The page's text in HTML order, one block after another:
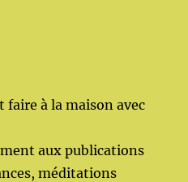
faire à la maison avec
aux publications
méditations